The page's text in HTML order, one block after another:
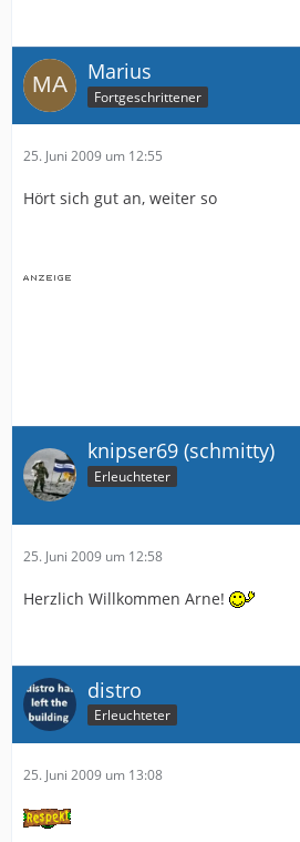
Marius
Fortgeschrittener
25. Juni 2009 um 12:55
Hört sich gut an, weiter so
knipser69 (schmitty)
Erleuchteter
25. Juni 2009 um 12:58
Herzlich Willkommen Arne!
distro
Erleuchteter
25. Juni 2009 um 13:08